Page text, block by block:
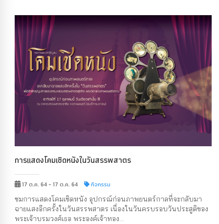
การแสดงโคมเชิดหนังในวันสรรพสาตร
17 ต.ค. 64 - 17 ต.ค. 64 กิจกรรม
ชมการแสดงโคมเชิดหนัง อุปกรณ์ก่อนภาพยนตร์กาลที่จะกลับมา
ฉายแสงอีกครั้งในวันสรรพสาตร เนื่องในวันครบรอบวันประสูติของ
พระเจ้าบรมวงศ์เธอ พระองค์เจ้าทอง...